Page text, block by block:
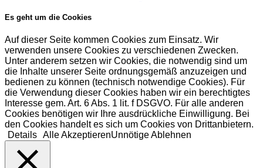
Es geht um die Cookies
Auf dieser Seite kommen Cookies zum Einsatz. Wir
verwenden unsere Cookies zu verschiedenen Zwecken.
Unter anderem setzen wir Cookies, die notwendig sind um
die Inhalte unserer Seite ordnungsgemäß anzuzeigen und
bedienen zu können (technisch notwendige Cookies). Für
die Verwendung dieser Cookies haben wir ein berechtigtes
Interesse gem. Art. 6 Abs. 1 lit. f DSGVO. Für alle anderen
Cookies benötigen wir Ihre ausdrückliche Einwilligung. Bei
den Cookies handelt es sich um Cookies von Drittanbietern.
Details Alle AkzeptierenUnnötige Ablehnen